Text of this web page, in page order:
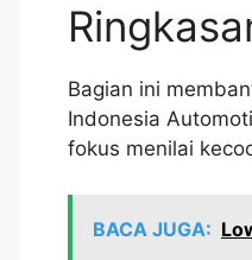
Bagian ini
Indonesia
fokus menilai
BACA JUGA: